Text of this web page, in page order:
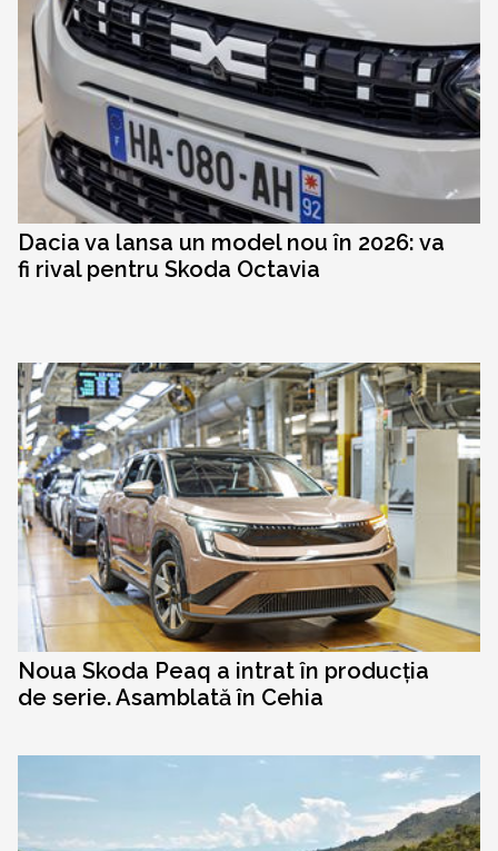
Dacia va lansa un model nou în 2026: va
fi rival pentru Skoda Octavia
Noua Skoda Peaq a intrat în producția
de serie. Asamblată în Cehia